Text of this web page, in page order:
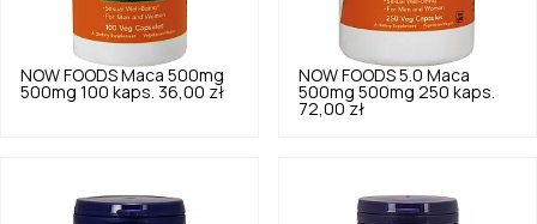
NOW FOODS Maca 500mg
500mg 100 kaps. 36,00 zł
NOW FOODS 5.0 Maca
500mg 500mg 250 kaps.
72,00 zł